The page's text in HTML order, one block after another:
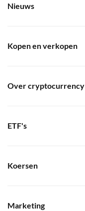
Nieuws
Kopen en verkopen
Over cryptocurrency
ETF's
Koersen
Marketing